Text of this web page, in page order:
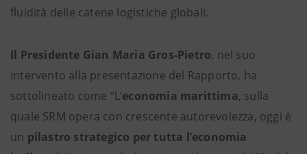
fluidità delle catene logistiche globali.
Il Presidente Gian Maria Gros-Pietro, nel suo
intervento alla presentazione del Rapporto, ha
sottolineato come “L’economia marittima, sulla
quale SRM opera con crescente autorevolezza, oggi è
un pilastro strategico per tutta l’economia